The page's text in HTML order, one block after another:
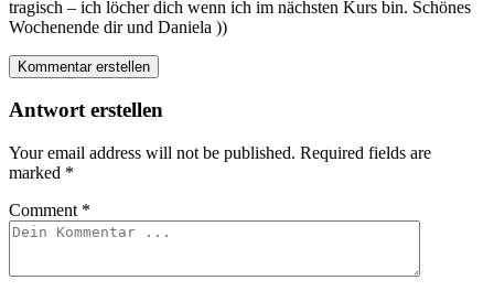
tragisch – ich löcher dich wenn ich im nächsten Kurs bin. Schönes
Wochenende dir und Daniela ))
Kommentar erstellen
Antwort erstellen
Your email address will not be published. Required fields are
marked *
Comment *